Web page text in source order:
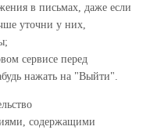
в письмах, даже если
уточни у них,
сервисе перед
нажать на "Выйти".
содержащими